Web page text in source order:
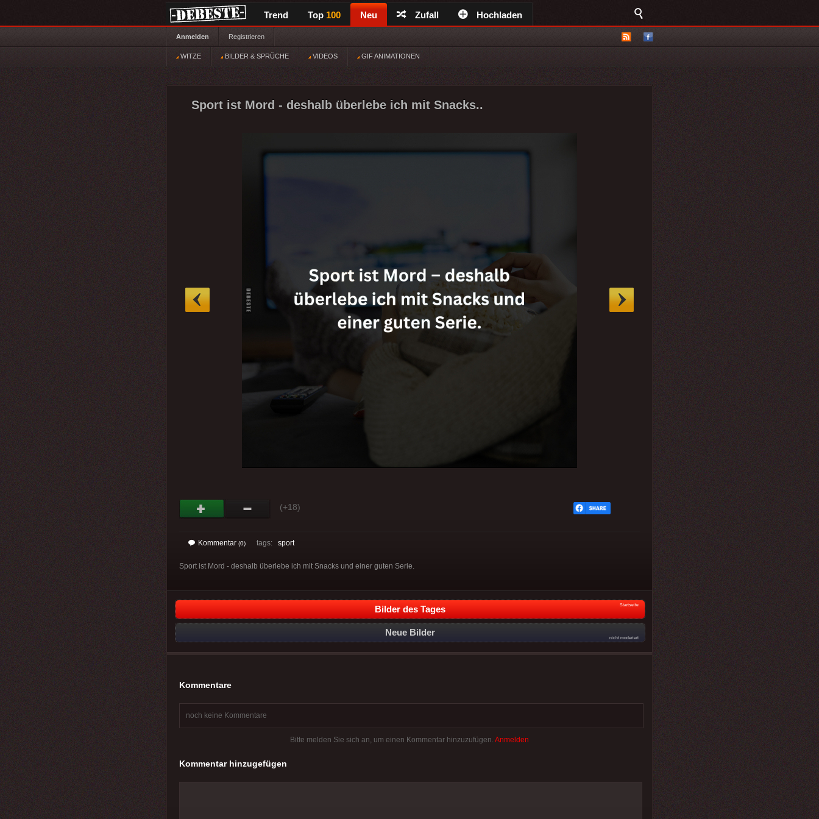
Trend Top 100 Neu Zufall Hochladen
Anmelden Registrieren
WITZE BILDER & SPRÜCHE VIDEOS GIF ANIMATIONEN
Sport ist Mord - deshalb überlebe ich mit Snacks..
(+18)
Kommentar (0) tags: sport
Sport ist Mord - deshalb überlebe ich mit Snacks und einer guten Serie.
Bilder des Tages Startseite
Neue Bilder
nicht moderiert
Kommentare
noch keine Kommentare
Bitte melden Sie sich an, um einen Kommentar hinzuzufügen. Anmelden
Kommentar hinzugefügen